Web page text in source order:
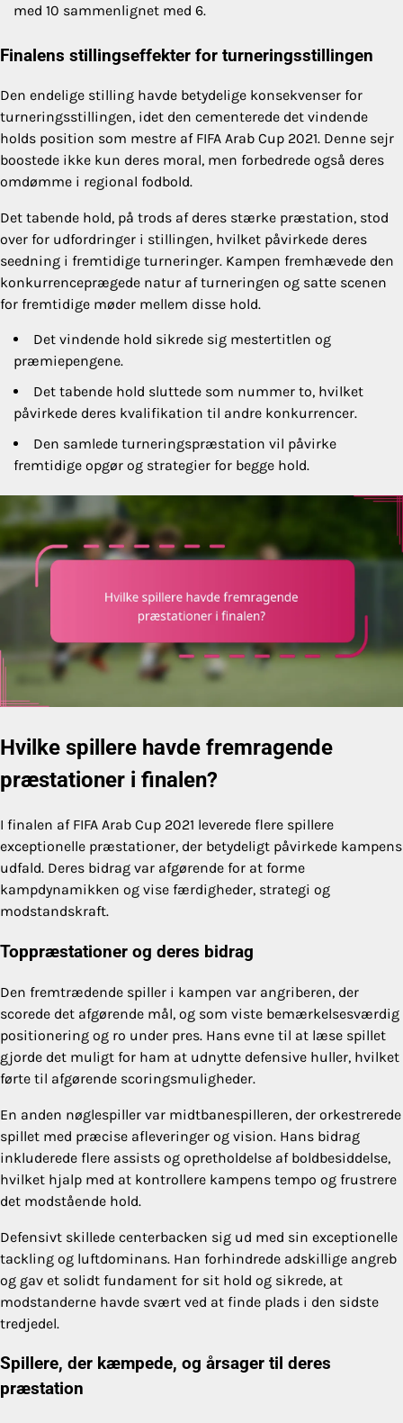
med 10 sammenlignet med 6.
Finalens stillingseffekter for turneringsstillingen
Den endelige stilling havde betydelige konsekvenser for
turneringsstillingen, idet den cementerede det vindende
holds position som mestre af FIFA Arab Cup 2021. Denne sejr
boostede ikke kun deres moral, men forbedrede også deres
omdømme i regional fodbold.
Det tabende hold, på trods af deres stærke præstation, stod
over for udfordringer i stillingen, hvilket påvirkede deres
seedning i fremtidige turneringer. Kampen fremhævede den
konkurrenceprægede natur af turneringen og satte scenen
for fremtidige møder mellem disse hold.
Det vindende hold sikrede sig mestertitlen og
præmiepengene.
Det tabende hold sluttede som nummer to, hvilket
påvirkede deres kvalifikation til andre konkurrencer.
Den samlede turneringspræstation vil påvirke
fremtidige opgør og strategier for begge hold.
Hvilke spillere havde fremragende
præstationer i finalen?
I finalen af FIFA Arab Cup 2021 leverede flere spillere
exceptionelle præstationer, der betydeligt påvirkede kampens
udfald. Deres bidrag var afgørende for at forme
kampdynamikken og vise færdigheder, strategi og
modstandskraft.
Toppræstationer og deres bidrag
Den fremtrædende spiller i kampen var angriberen, der
scorede det afgørende mål, og som viste bemærkelsesværdig
positionering og ro under pres. Hans evne til at læse spillet
gjorde det muligt for ham at udnytte defensive huller, hvilket
førte til afgørende scoringsmuligheder.
En anden nøglespiller var midtbanespilleren, der orkestrerede
spillet med præcise afleveringer og vision. Hans bidrag
inkluderede flere assists og opretholdelse af boldbesiddelse,
hvilket hjalp med at kontrollere kampens tempo og frustrere
det modstående hold.
Defensivt skillede centerbacken sig ud med sin exceptionelle
tackling og luftdominans. Han forhindrede adskillige angreb
og gav et solidt fundament for sit hold og sikrede, at
modstanderne havde svært ved at finde plads i den sidste
tredjedel.
Spillere, der kæmpede, og årsager til deres
præstation